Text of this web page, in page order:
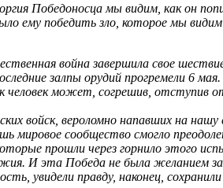
Победоносца мы видим, как он
ему победить зло, которое мы видим
война завершила свое
залпы орудий прогремели 6
человек может, согрешив, отступив
войск, вероломно напавших на
мировое сообщество смогло
прошли через горнило этого
И эта Победа не была желанием
увидели правду, наконец,